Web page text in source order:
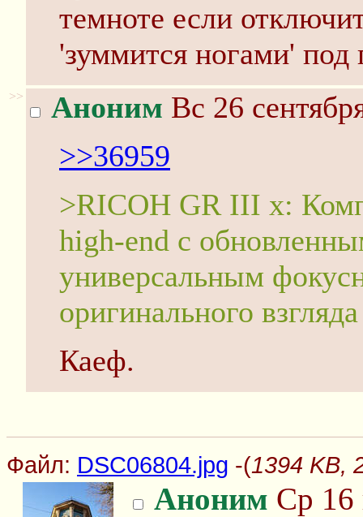
темноте если
'зуммится ногами' под
>> Аноним Вс 26
>>36959
>RICOH GR III x:
high-end с
универсальным
оригинального
Каеф.
Файл: DSC06804.jpg -(1394 KB,
Аноним Ср 16